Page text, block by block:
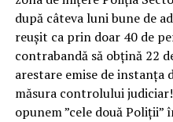
după câteva luni bune de
reușit ca prin doar 40 de
contrabandă să obțină 22
arestare emise de
măsura controlului
opunem ”cele două Poliții”